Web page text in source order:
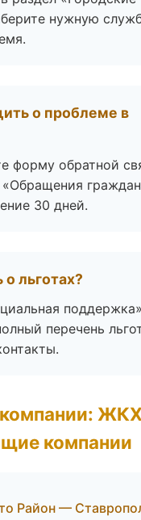
нужную
о проблеме в
форму обратной
«Обращения
30 дней.
о льготах?
поддержка»
перечень
компании
Район —